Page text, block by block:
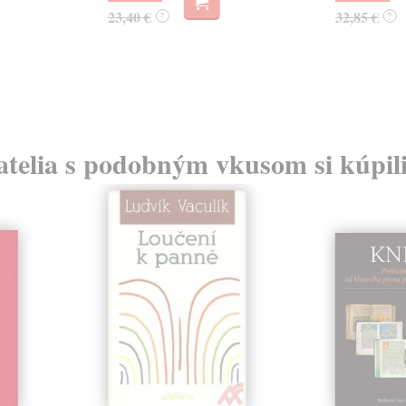
23,40 € ? 32,85 € ?
s podobným vkusom si